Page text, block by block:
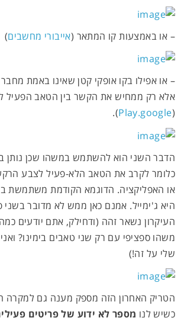
– או באמצעות קו המתאר (אייבורי מחשבים)
– או אפילו בקו אופקי קטן שאינו באמת
אלא רק ממחיש את הקשר בין הטאב הפעיל
(
Play.google
).
הדבר השני הוא להשתמש במשהו שכן נותן
כלומר לקרב את הטאב הלא-פעיל לצבע
או האפליקציה. הדוגמא הקודמת משתמשת
היא ג'ימייל. אמנם כאן ממש לא מדובר בשני
העיקרון נשאר זהה (ודחילק, אתם יודעים
משהו ספציפי עם רק שני טאבים בימינו?
שלי על זה!)
הטריק האחרון הזה מספק מענה גם למקרה
כשיש לנו מספר לא ידוע של פריטים